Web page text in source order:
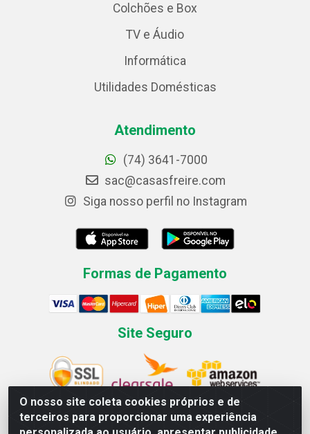
O nosso site coleta cookies próprios e de
terceiros para proporcionar uma experiência
Colchões e Box
TV e Áudio
Informática
Utilidades Domésticas
Atendimento
(74) 3641-7000
sac@casasfreire.com
Siga nosso perfil no Instagram
Formas de Pagamento
Site Seguro